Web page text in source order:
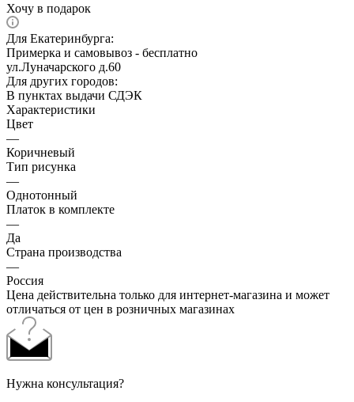
Хочу в подарок
Для Екатеринбурга:
Примерка и самовывоз - бесплатно
ул.Луначарского д.60
Для других городов:
В пунктах выдачи СДЭК
Характеристики
Цвет
—
Коричневый
Тип рисунка
—
Однотонный
Платок в комплекте
—
Да
Страна производства
—
Россия
Цена действительна только для интернет-магазина и может
отличаться от цен в розничных магазинах
Нужна консультация?